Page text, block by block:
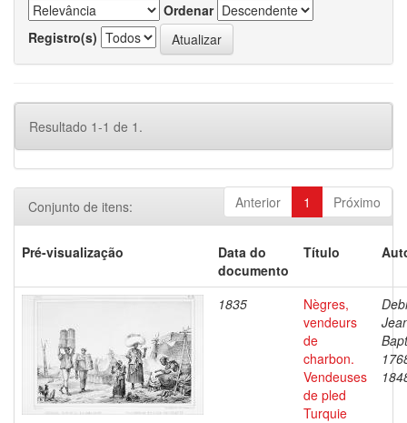
Ordenar
Registro(s)
Resultado 1-1 de 1.
Anterior 1 Próximo
Conjunto de itens:
Pré-visualização
Data do
documento
Título
1835
Nègres,
vendeurs
de
charbon.
Vendeuses
de pled
Turquie